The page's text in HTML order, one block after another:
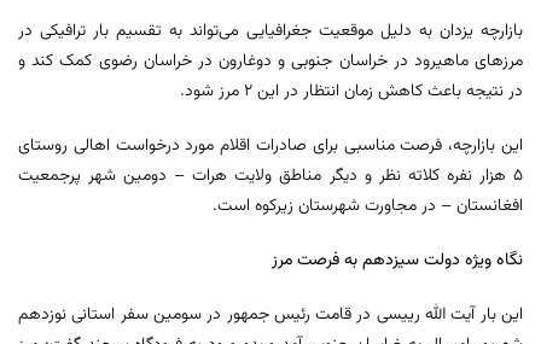
بازارچه یزدان به دلیل موقعیت جغرافیایی می‌تواند به تقسیم بار ترافیکی در
مرزهای ماهیرود در خراسان جنوبی و دوغارون در خراسان رضوی کمک کند و
در نتیجه باعث کاهش زمان انتظار در این ۲ مرز ‌شود.
این بازارچه، فرصت مناسبی برای صادرات اقلام مورد درخواست اهالی روستای
۵ هزار نفره کلاته نظر و دیگر مناطق ولایت هرات – دومین شهر پرجمعیت
افغانستان – در مجاورت شهرستان زیرکوه است.
نگاه ویژه دولت سیزدهم به فرصت مرز
این بار آیت الله رییسی در قامت رئیس جمهور در سومین سفر استانی نوزدهم